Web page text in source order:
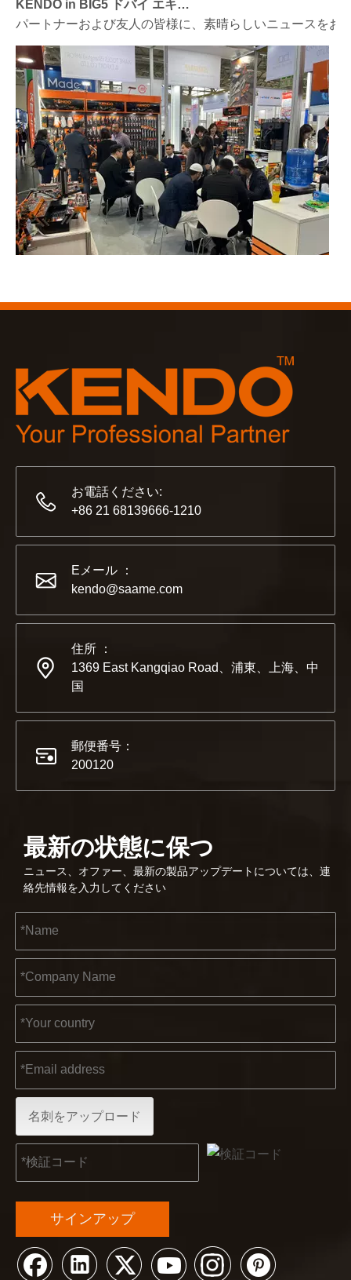
パートナーおよび友人の皆様に、素晴らしいニュースを
KENDO ケルン見本市 2023
2022-11-21
パートナーおよび友人の皆様に、素晴らしいニュースを
2023-03-02
KENDO ケルン見本市 2023
2022-11-21
パートナーおよび友人の皆様に、素晴らしいニュースを
お電話ください:
+86 21 68139666-1210
Eメール ：
kendo@saame.com
住所 ：
1369 East Kangqiao Road、浦東、上海、中
国
郵便番号：
200120
最新の状態に保つ
ニュース、オファー、最新の製品アップデートについては、連
絡先情報を入力してください
名刺をアップロード
サインアップ